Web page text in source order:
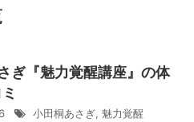
ぎ『魅力覚醒講座』の体
小田桐あさぎ, 魅力覚醒